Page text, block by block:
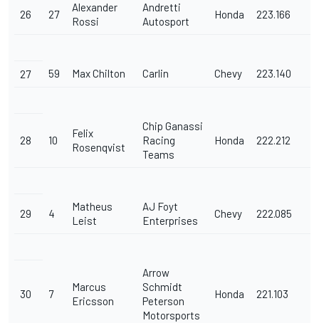
26 27
Alexander
Rossi
Andretti
Autosport
Honda 223.166
27 59 Max Chilton Carlin Chevy 223.140
28 10
Felix
Rosenqvist
Chip Ganassi
Racing
Teams
Honda 222.212
29 4
Matheus
Leist
AJ Foyt
Enterprises
Chevy 222.085
30 7
Marcus
Ericsson
Arrow
Schmidt
Peterson
Motorsports
Honda 221.103